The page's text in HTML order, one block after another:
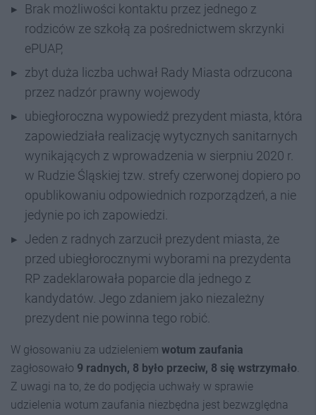
Brak możliwości kontaktu przez jednego z
rodziców ze szkołą za pośrednictwem skrzynki
ePUAP,
zbyt duża liczba uchwał Rady Miasta odrzucona
przez nadzór prawny wojewody
ubiegłoroczna wypowiedź prezydent miasta, która
zapowiedziała realizację wytycznych sanitarnych
wynikających z wprowadzenia w sierpniu 2020 r.
w Rudzie Śląskiej tzw. strefy czerwonej dopiero po
opublikowaniu odpowiednich rozporządzeń, a nie
jedynie po ich zapowiedzi.
Jeden z radnych zarzucił prezydent miasta, że
przed ubiegłorocznymi wyborami na prezydenta
RP zadeklarowała poparcie dla jednego z
kandydatów. Jego zdaniem jako niezależny
prezydent nie powinna tego robić.
W głosowaniu za udzieleniem wotum zaufania
zagłosowało 9 radnych, 8 było przeciw, 8 się wstrzymało
Z uwagi na to, że do podjęcia uchwały w sprawie
udzielenia wotum zaufania niezbędna jest bezwzględna